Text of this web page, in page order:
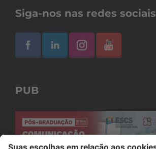
Siga-nos nas redes sociais
PUB